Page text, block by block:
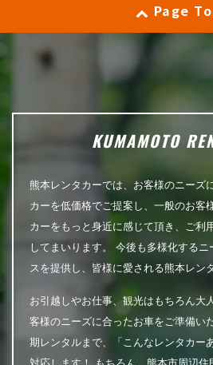
Page
KUMAMOTO
熊本レンタカーでは、お客様のニーズ
カーを低価格でご提案し、一般のお客
カーをもっと身近に感じて頂き、ご利
してまいります。 今後も多様化する
スを提供し、皆様に愛される熊本レン
お引越しやお仕事、観光はもちろん大
客様のニーズに合ったお車をご準備い
期レンタルまで、「こんなレンタカー